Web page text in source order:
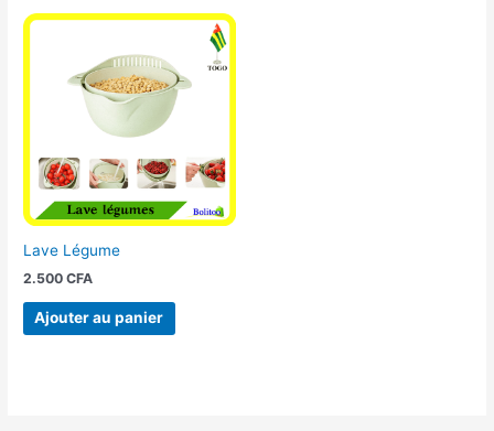
Lave Légume
2.500CFA
Ajouter au panier